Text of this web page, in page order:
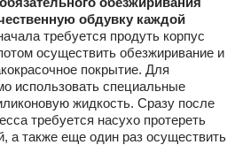
обдувку каждой
требуется продуть корпус
осуществить обезжиривание и
покрытие. Для
использовать специальные
жидкость. Сразу после
требуется насухо протереть
а также еще один раз осуществить